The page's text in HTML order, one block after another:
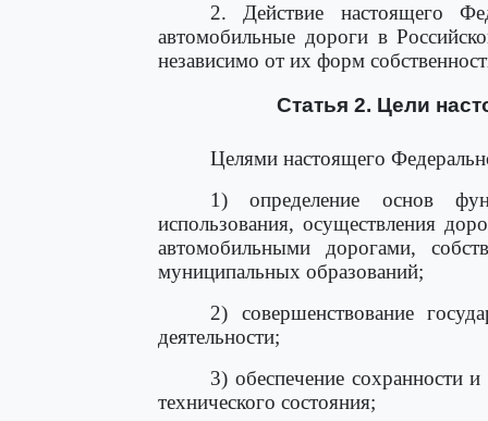
2. Действие настоящего
автомобильные дороги в
независимо от их форм
Статья 2. Цели
Целями настоящего
1) определение основ
использования, осуществления
автомобильными дорогами,
муниципальных образований;
2) совершенствование
деятельности;
3) обеспечение сохранности
технического состояния;